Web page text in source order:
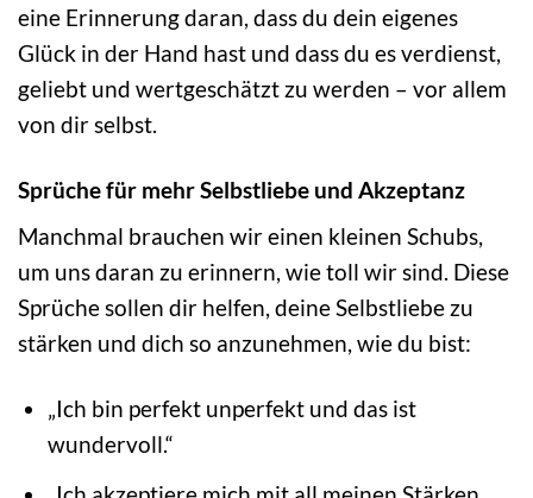
eine Erinnerung daran, dass du dein eigenes
Glück in der Hand hast und dass du es verdienst,
geliebt und wertgeschätzt zu werden – vor allem
von dir selbst.
Sprüche für mehr Selbstliebe und Akzeptanz
Manchmal brauchen wir einen kleinen Schubs,
um uns daran zu erinnern, wie toll wir sind. Diese
Sprüche sollen dir helfen, deine Selbstliebe zu
stärken und dich so anzunehmen, wie du bist:
„Ich bin perfekt unperfekt und das ist
wundervoll.“